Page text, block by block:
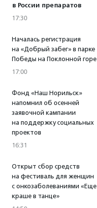
в России препаратов
17:30
Началась регистрация
на «Добрый забег» в парке
Победы на Поклонной горе
17:00
Фонд «Наш Норильск»
напомнил об осенней
заявочной кампании
на поддержку социальных
проектов
16:31
Открыт сбор средств
на фестиваль для женщин
с онкозаболеваниями «Еще
краше в танце»